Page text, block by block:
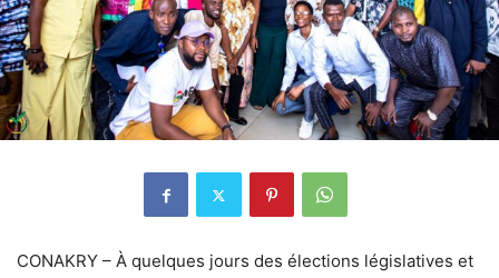
CONAKRY – À quelques jours des élections législatives et